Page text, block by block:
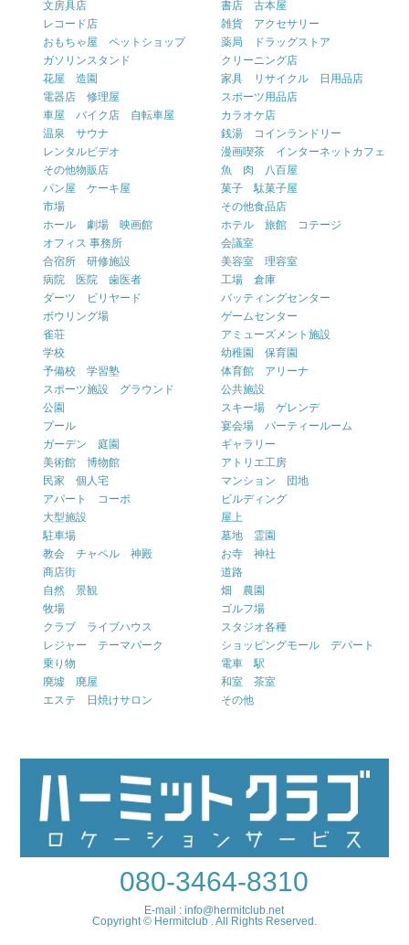
文房具店
書店 古本屋
レコード店
雑貨 アクセサリー
おもちゃ屋 ペットショップ
薬局 ドラッグストア
ガソリンスタンド
クリーニング店
花屋 造園
家具 リサイクル 日用品店
電器店 修理屋
スポーツ用品店
車屋 バイク店 自転車屋
カラオケ店
温泉 サウナ
銭湯 コインランドリー
レンタルビデオ
漫画喫茶 インターネットカフェ
その他物販店
魚 肉 八百屋
パン屋 ケーキ屋
菓子 駄菓子屋
市場
その他食品店
ホール 劇場 映画館
ホテル 旅館 コテージ
オフィス 事務所
会議室
合宿所 研修施設
美容室 理容室
病院 医院 歯医者
工場 倉庫
ダーツ ビリヤード
バッティングセンター
ボウリング場
ゲームセンター
雀荘
アミューズメント施設
学校
幼稚園 保育園
予備校 学習塾
体育館 アリーナ
スポーツ施設 グラウンド
公共施設
公園
スキー場 ゲレンデ
プール
宴会場 パーティールーム
ガーデン 庭園
ギャラリー
美術館 博物館
アトリエ工房
民家 個人宅
マンション 団地
アパート コーポ
ビルディング
大型施設
屋上
駐車場
墓地 霊園
教会 チャペル 神殿
お寺 神社
商店街
道路
自然 景観
畑 農園
牧場
ゴルフ場
クラブ ライブハウス
スタジオ各種
レジャー テーマパーク
ショッピングモール デパート
乗り物
電車 駅
廃墟 廃屋
和室 茶室
エステ 日焼けサロン
その他
080-3464-8310
E-mail : info@hermitclub.net
Copyright © Hermitclub . All Rights Reserved.